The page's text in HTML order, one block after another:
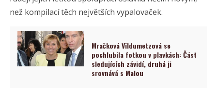
než kompilací těch největších vypalovaček.
Mračková Vildumetzová se
pochlubila fotkou v plavkách: Část
sledujících závidí, druhá ji
srovnává s Malou